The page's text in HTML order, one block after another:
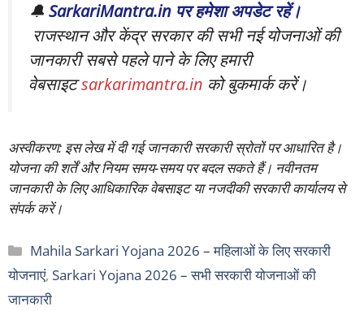
🔔 SarkariMantra.in पर हमेशा अपडेट रहें।
राजस्थान और केंद्र सरकार की सभी नई योजनाओं की
जानकारी सबसे पहले पाने के लिए हमारी
वेबसाइटsarkarimantra.in को बुकमार्क करें।
अस्वीकरण: इस लेख में दी गई जानकारी सरकारी स्रोतों पर आधारित है।
योजना की शर्तें और नियम समय-समय पर बदल सकते हैं। नवीनतम
जानकारी के लिए आधिकारिक वेबसाइट या नजदीकी सरकारी कार्यालय से
संपर्क करें।
Categories
Mahila Sarkari Yojana 2026 – महिलाओं के लिए सरकारी
योजनाएं, Sarkari Yojana 2026 – सभी सरकारी योजनाओं की
जानकारी